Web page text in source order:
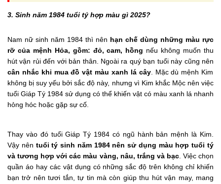
3. Sinh năm 1984 tuổi tý hợp màu gì 2025?
Nam nữ sinh năm 1984 thì nên hạn chế dùng những màu rực
rỡ của mệnh Hỏa, gồm: đỏ, cam, hồng nếu không muốn thu
hút vận rủi đến với bản thân. Ngoài ra quý bạn tuổi này cũng nên
cân nhắc khi mua đồ vật màu xanh lá cây. Mặc dù mệnh Kim
không bị suy yếu bởi sắc độ này, nhưng vì Kim khắc Mộc nên việc
tuổi Giáp Tý 1984 sử dụng có thể khiến vật có màu xanh lá nhanh
hỏng hóc hoặc gặp sự cố.
Thay vào đó tuổi Giáp Tý 1984 có ngũ hành bản mệnh là Kim.
Vậy nên tuổi tý sinh năm 1984 nên sử dụng màu hợp tuổi tý
và tương hợp với các màu vàng, nâu, trắng và bạc. Việc chọn
quần áo hay các vật dụng có những sắc độ trên không chỉ khiến
bạn trở nên tươi tắn, tự tin mà còn giúp thu hút vận may, mang